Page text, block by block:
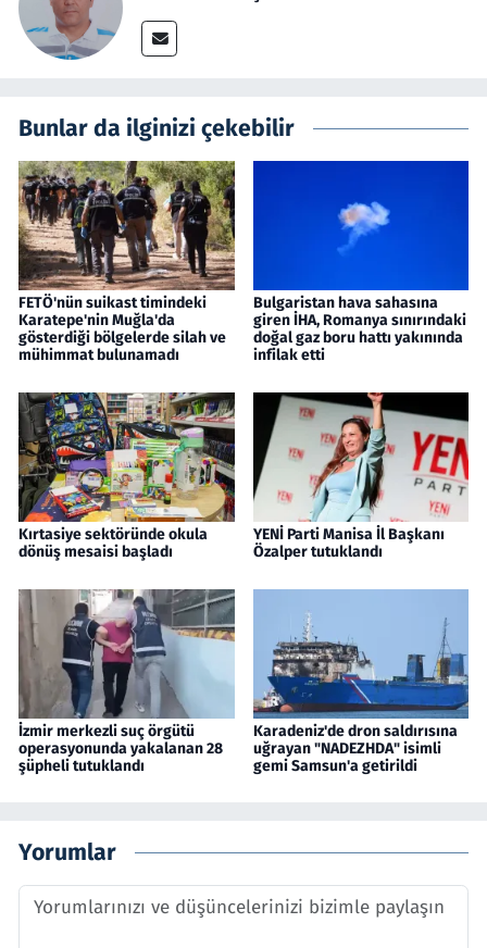
Bunlar da ilginizi çekebilir
FETÖ'nün suikast timindeki
Karatepe'nin Muğla'da
gösterdiği bölgelerde silah ve
mühimmat bulunamadı
Bulgaristan hava sahasına
giren İHA, Romanya sınırındaki
doğal gaz boru hattı yakınında
infilak etti
Kırtasiye sektöründe okula
dönüş mesaisi başladı
YENİ Parti Manisa İl Başkanı
Özalper tutuklandı
İzmir merkezli suç örgütü
operasyonunda yakalanan 28
şüpheli tutuklandı
Karadeniz'de dron saldırısına
uğrayan "NADEZHDA" isimli
gemi Samsun'a getirildi
Yorumlar